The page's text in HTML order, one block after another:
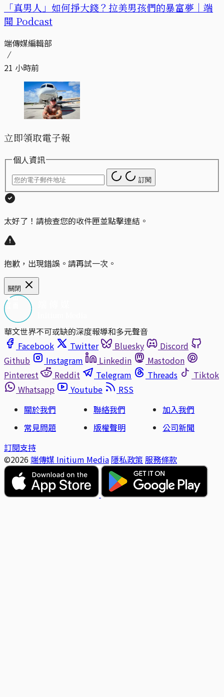
「真男人」如何掙大錢？拉美男孩們的暴富夢｜端
聞 Podcast
端傳媒編輯部
21 小時前
立即領取電子報
個人資訊
訂閱
太好了！請檢查您的收件匣並點擊連結。
抱歉，出現錯誤。請再試一次。
關閉
華文世界不可或缺的深度報導和多元聲音
Facebook
Twitter Bluesky
Discord
Github
Instagram Linkedin
Mastodon
Pinterest
Reddit Telegram Threads
Tiktok
Whatsapp
Youtube
RSS
關於我們
聯絡我們
加入我們
常見問題
版權聲明
公司新聞
訂閱支持
©2026 端傳媒 Initium Media 隱私政策 服務條款